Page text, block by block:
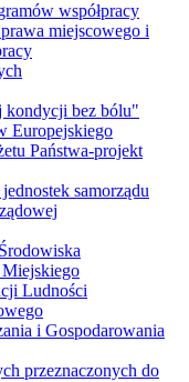
współpracy
miejscowego i
kondycji bez bólu"
Europejskiego
Państwa-projekt
samorządu
Ludności
i Gospodarowania
przeznaczonych do